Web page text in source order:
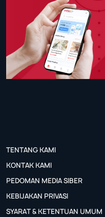
TENTANG KAMI
KONTAK KAMI
PEDOMAN MEDIA SIBER
KEBIJAKAN PRIVASI
SYARAT & KETENTUAN UMUM